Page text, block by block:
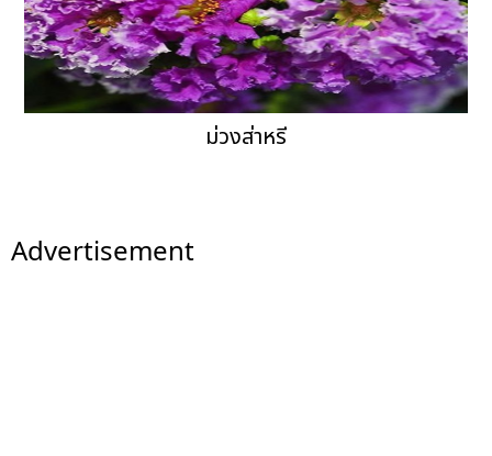
ม่วงส่าหรี
Advertisement